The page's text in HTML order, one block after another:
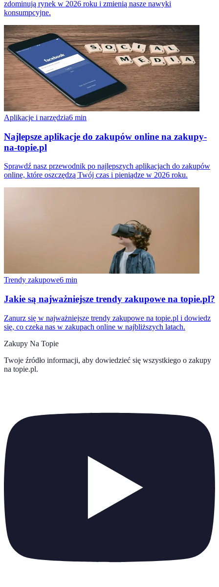
zdominują rynek w 2026 roku i zmienią nasze nawyki
konsumpcyjne.
Aplikacje i narzędzia6 min
Najlepsze aplikacje do zakupów online na zakupy-
na-topie.pl
Sprawdź nasz przewodnik po najlepszych aplikacjach do zakupów
online, które oszczędzą Twój czas i pieniądze w 2026 roku.
Trendy zakupowe6 min
Jakie są najważniejsze trendy zakupowe na topie.pl?
Zanurz się w najważniejsze trendy zakupowe na topie.pl i dowiedz
się, co czeka nas w zakupach online w najbliższych latach.
Zakupy Na Topie
Twoje źródło informacji, aby dowiedzieć się wszystkiego o zakupy
na topie.pl.